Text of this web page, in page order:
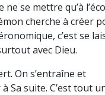
se mettre qu’à
cherche à créer
c’est se
avec Dieu.
On s’entraîne et
Sa suite. C’est tout